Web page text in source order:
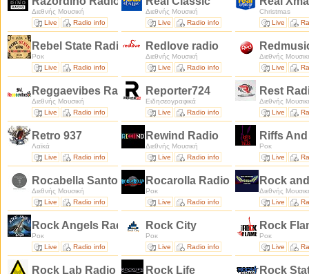
Διεθνής Μουσική
Live
Radio info
Διεθνής Μουσική
Live
Radio info
Christmas
Live
Rebel State Radio
Ροκ
Live
Radio info
Redlove radio
Διεθνής Μουσική
Live
Radio info
Διεθνής
Live
Reggaevibes Radio
Διεθνής Μουσική
Live
Radio info
Reporter724
Ειδησεογραφικά
Live
Radio info
Rest
Διεθνής
Live
Retro 937
Λαϊκά
Live
Radio info
Rewind Radio
Διεθνής Μουσική
Live
Radio info
Riffs
Ροκ
Live
Rocabella Santorini Mainstream
Διεθνής Μουσική
Live
Radio info
Rocarolla Radio
Ροκ
Live
Radio info
Rock
Διεθνής
Live
Rock Angels Radio
Ροκ
Live
Radio info
Rock City
Ροκ
Live
Radio info
Rock
Ροκ
Live
Rock Lab Radio Rock Life Rock